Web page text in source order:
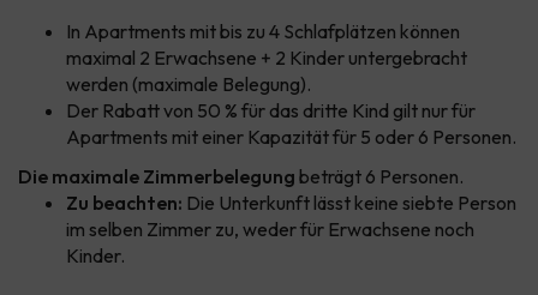
In Apartments mit bis zu 4 Schlafplätzen können
maximal 2 Erwachsene + 2 Kinder untergebracht
werden (maximale Belegung).
Der Rabatt von 50 % für das dritte Kind gilt nur für
Apartments mit einer Kapazität für 5 oder 6 Personen.
Die maximale Zimmerbelegung beträgt 6 Personen.
Zu beachten: Die Unterkunft lässt keine siebte Person
im selben Zimmer zu, weder für Erwachsene noch
Kinder.